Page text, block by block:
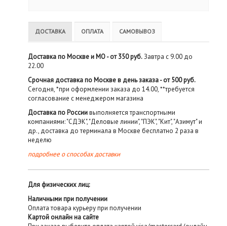
ДОСТАВКА ОПЛАТА САМОВЫВОЗ
Доставка по Москве и МО - от 350 руб.Завтра с 9.00 до
22.00
Срочная доставка по Москве в день заказа - от 500 руб.
Сегодня, *при оформлении заказа до 14.00, **требуется
согласование с менеджером магазина
Доставка по Россиивыполняется транспортными
компаниями: "СДЭК", "Деловые линии", "ПЭК", "Кит", "Азимут" и
др., доставка до терминала в Москве бесплатно 2 раза в
неделю
подробнее о способах доставки
Для физических лиц:
Наличными при получении
Оплата товара курьеру при получении
Картой онлайн на сайте